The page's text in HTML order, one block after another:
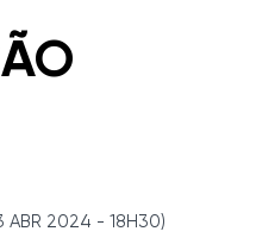
2024 - 18H30)